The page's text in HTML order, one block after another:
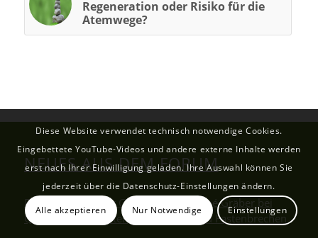
Regeneration oder Risiko für die
Atemwege?
NEUES AUS DEM FORUM
Fasten: Trend oder Gamechanger? René Gräber bei
QS24 über Heilfasten, Autophagie und Fastenbrechen
Diese Website verwendet technisch notwendige Cookies.
Eingebettete YouTube-Videos und andere externe Inhalte werden
erst nach Ihrer Einwilligung geladen. Ihre Auswahl können Sie
jederzeit über die Datenschutz-Einstellungen ändern.
Alle akzeptieren Nur Notwendige Einstellungen